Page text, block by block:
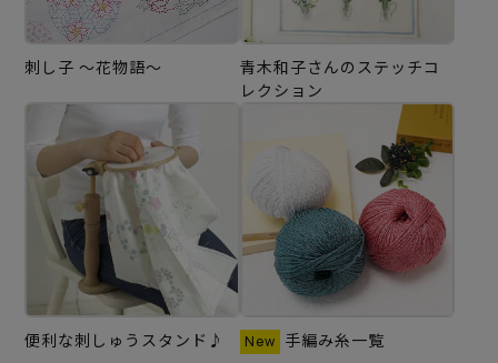
刺し子 ～花物語～
青木和子さんのステッチコ
レクション
便利な刺しゅうスタンド♪ 手編み糸一覧